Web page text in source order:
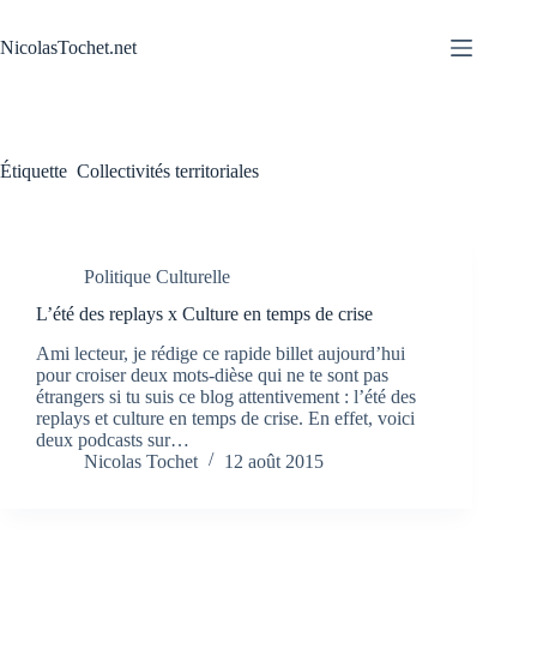
contenu
NicolasTochet.net
Étiquette Collectivités territoriales
Politique Culturelle
L’été des replays x Culture en temps de crise
Ami lecteur, je rédige ce rapide billet aujourd’hui
pour croiser deux mots-dièse qui ne te sont pas
étrangers si tu suis ce blog attentivement : l’été des
replays et culture en temps de crise. En effet, voici
deux podcasts sur…
Nicolas Tochet
12 août 2015